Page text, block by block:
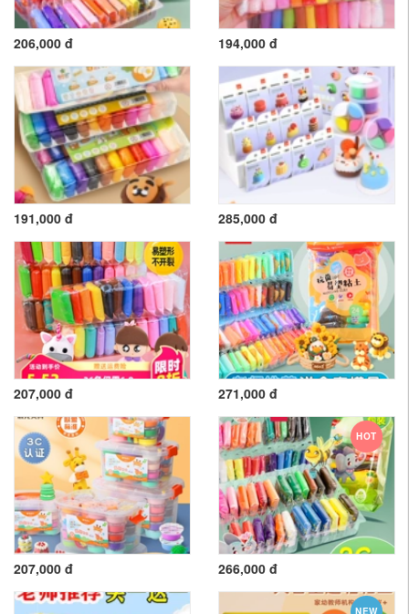
206,000 đ 194,000 đ
191,000 đ 285,000 đ
207,000 đ 271,000 đ
207,000 đ
HOT
266,000 đ
NEW